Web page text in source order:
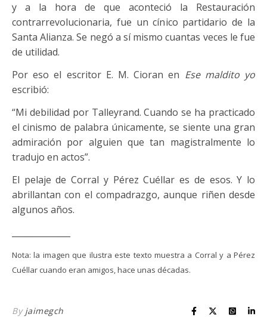
y a la hora de que aconteció la Restauración
contrarrevolucionaria, fue un cínico partidario de la
Santa Alianza. Se negó a sí mismo cuantas veces le fue
de utilidad.
Por eso el escritor E. M. Cioran en Ese maldito yo
escribió:
“Mi debilidad por Talleyrand. Cuando se ha practicado
el cinismo de palabra únicamente, se siente una gran
admiración por alguien que tan magistralmente lo
tradujo en actos”.
El pelaje de Corral y Pérez Cuéllar es de esos. Y lo
abrillantan con el compadrazgo, aunque riñen desde
algunos años.
Nota: la imagen que ilustra este texto muestra a Corral y a Pérez
Cuéllar cuando eran amigos, hace unas décadas.
By jaimegch